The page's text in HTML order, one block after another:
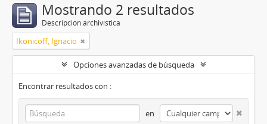
Mostrando 2 resultados
Descripción archivística
Ikonicoff, Ignacio
Opciones avanzadas de búsqueda
Encontrar resultados con :
en